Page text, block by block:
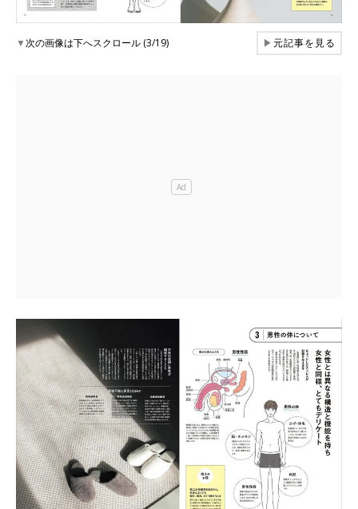
▼次の画像は下へスクロール (3/19) ▶元記事を見る